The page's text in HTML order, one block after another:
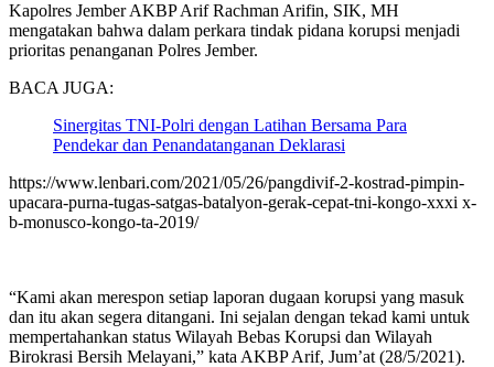
Kapolres Jember AKBP Arif Rachman Arifin, SIK, MH
mengatakan bahwa dalam perkara tindak pidana korupsi menjadi
prioritas penanganan Polres Jember.
BACA JUGA:
Sinergitas TNI-Polri dengan Latihan Bersama Para
Pendekar dan Penandatanganan Deklarasi
https://www.lenbari.com/2021/05/26/pangdivif-2-kostrad-pimpin-
upacara-purna-tugas-satgas-batalyon-gerak-cepat-tni-kongo-xxxi x-
b-monusco-kongo-ta-2019/
“Kami akan merespon setiap laporan dugaan korupsi yang masuk
dan itu akan segera ditangani. Ini sejalan dengan tekad kami untuk
mempertahankan status Wilayah Bebas Korupsi dan Wilayah
Birokrasi Bersih Melayani,” kata AKBP Arif, Jum’at (28/5/2021).